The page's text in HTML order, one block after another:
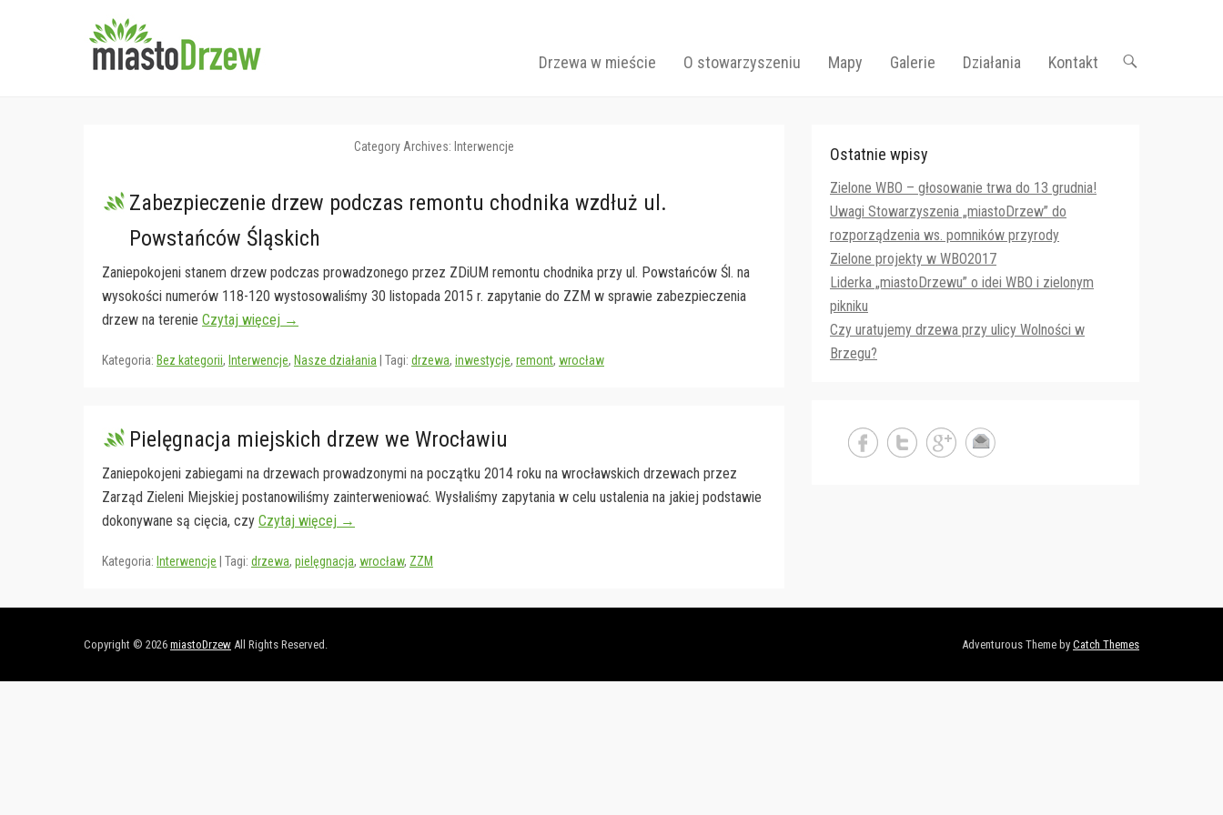
Primary Menu
Skip to content
Drzewa w mieście O stowarzyszeniu Mapy Galerie Działania Kontakt
Category Archives: Interwencje
Zabezpieczenie drzew podczas remontu chodnika wzdłuż ul.
Powstańców Śląskich
Zaniepokojeni stanem drzew podczas prowadzonego przez ZDiUM remontu chodnika przy ul. Powstańców Śl. na
wysokości numerów 118-120 wystosowaliśmy 30 listopada 2015 r. zapytanie do ZZM w sprawie zabezpieczenia
drzew na terenie Czytaj więcej →
Kategoria: Bez kategorii, Interwencje, Nasze działania Tagi: drzewa, inwestycje, remont, wrocław
Pielęgnacja miejskich drzew we Wrocławiu
Zaniepokojeni zabiegami na drzewach prowadzonymi na początku 2014 roku na wrocławskich drzewach przez
Zarząd Zieleni Miejskiej postanowiliśmy zainterweniować. Wysłaliśmy zapytania w celu ustalenia na jakiej podstawie
dokonywane są cięcia, czy Czytaj więcej →
Kategoria: Interwencje Tagi: drzewa, pielęgnacja, wrocław, ZZM
Ostatnie wpisy
Zielone WBO – głosowanie trwa do 13 grudnia!
Uwagi Stowarzyszenia „miastoDrzew” do
rozporządzenia ws. pomników przyrody
Zielone projekty w WBO2017
Liderka „miastoDrzewu” o idei WBO i zielonym
pikniku
Czy uratujemy drzewa przy ulicy Wolności w
Brzegu?
Copyright © 2026 miastoDrzew All Rights Reserved. Adventurous Theme by Catch Themes